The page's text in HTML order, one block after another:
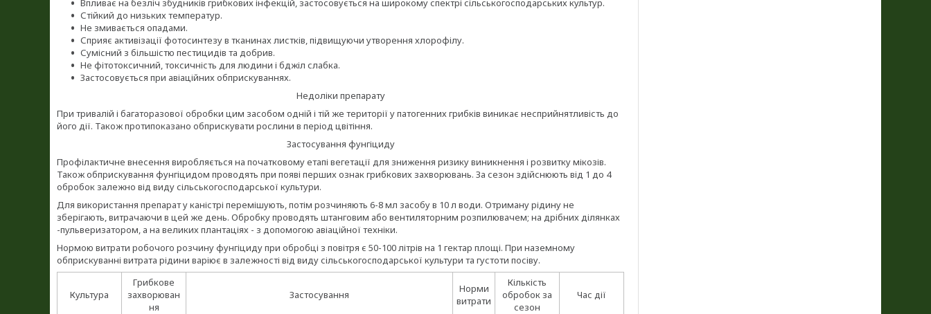
Впливає на безліч збудників грибкових інфекцій, застосовується на широкому спектрі сільськогосподарських культур.
Стійкий до низьких температур.
Не змивається опадами.
Сприяє активізації фотосинтезу в тканинах листків, підвищуючи утворення хлорофілу.
Сумісний з більшістю пестицидів та добрив.
Не фітотоксичний, токсичність для людини і бджіл слабка.
Застосовується при авіаційних обприскуваннях.
Недоліки препарату
При тривалій і багаторазової обробки цим засобом одній і тій же території у патогенних грибків виникає несприйнятливість до
його дії. Також протипоказано обприскувати рослини в період цвітіння.
Застосування фунгіциду
Профілактичне внесення виробляється на початковому етапі вегетації для зниження ризику виникнення і розвитку мікозів.
Також обприскування фунгіцидом проводять при появі перших ознак грибкових захворювань. За сезон здійснюють від 1 до 4
обробок залежно від виду сільськогосподарської культури.
Для використання препарат у каністрі перемішують, потім розчиняють 6-8 мл засобу в 10 л води. Отриману рідину не
зберігають, витрачаючи в цей же день. Обробку проводять штанговим або вентиляторним розпилювачем; на дрібних ділянках
-пульверизатором, а на великих плантаціях - з допомогою авіаційної техніки.
Нормою витрати робочого розчину фунгіциду при обробці з повітря є 50-100 літрів на 1 гектар площі. При наземному
обприскуванні витрата рідини варіює в залежності від виду сільськогосподарської культури та густоти посіву.
Культура
Грибкове
захворюван
ня
Застосування
Норми
витрати
Кількість
обробок за
сезон
Час дії